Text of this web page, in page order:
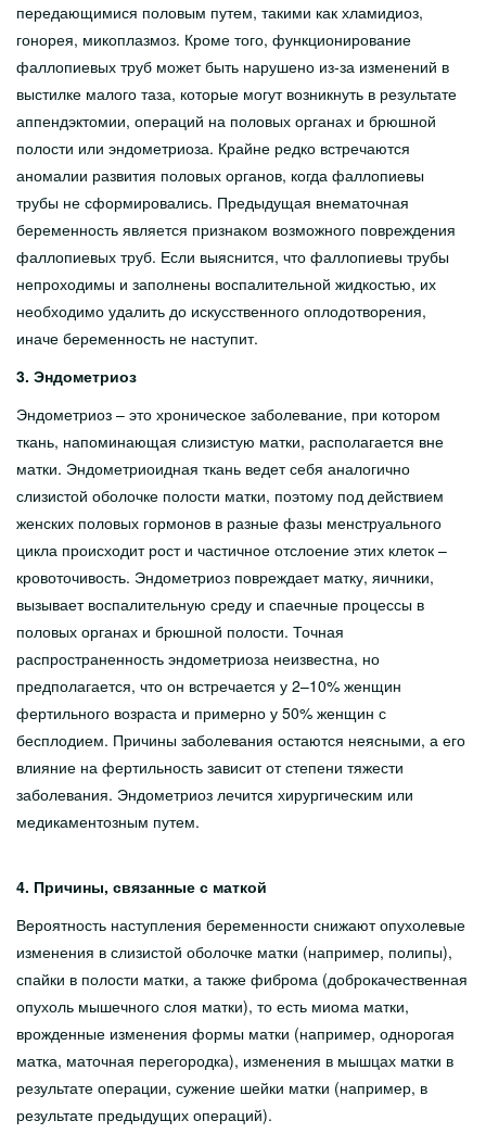
передающимися половым путем, такими как хламидиоз,
гонорея, микоплазмоз. Кроме того, функционирование
фаллопиевых труб может быть нарушено из-за изменений в
выстилке малого таза, которые могут возникнуть в результате
аппендэктомии, операций на половых органах и брюшной
полости или эндометриоза. Крайне редко встречаются
аномалии развития половых органов, когда фаллопиевы
трубы не сформировались. Предыдущая внематочная
беременность является признаком возможного повреждения
фаллопиевых труб. Если выяснится, что фаллопиевы трубы
непроходимы и заполнены воспалительной жидкостью, их
необходимо удалить до искусственного оплодотворения,
иначе беременность не наступит.
3. Эндометриоз
Эндометриоз – это хроническое заболевание, при котором
ткань, напоминающая слизистую матки, располагается вне
матки. Эндометриоидная ткань ведет себя аналогично
слизистой оболочке полости матки, поэтому под действием
женских половых гормонов в разные фазы менструального
цикла происходит рост и частичное отслоение этих клеток –
кровоточивость. Эндометриоз повреждает матку, яичники,
вызывает воспалительную среду и спаечные процессы в
половых органах и брюшной полости. Точная
распространенность эндометриоза неизвестна, но
предполагается, что он встречается у 2–10% женщин
фертильного возраста и примерно у 50% женщин с
бесплодием. Причины заболевания остаются неясными, а его
влияние на фертильность зависит от степени тяжести
заболевания. Эндометриоз лечится хирургическим или
медикаментозным путем.
4. Причины, связанные с маткой
Вероятность наступления беременности снижают опухолевые
изменения в слизистой оболочке матки (например, полипы),
спайки в полости матки, а также фиброма (доброкачественная
опухоль мышечного слоя матки), то есть миома матки,
врожденные изменения формы матки (например, однорогая
матка, маточная перегородка), изменения в мышцах матки в
результате операции, сужение шейки матки (например, в
результате предыдущих операций).